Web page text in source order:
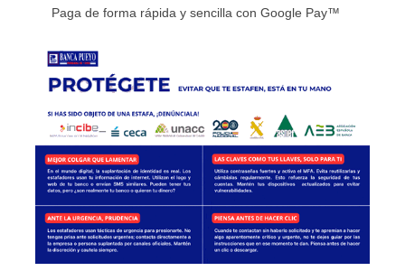
Paga de forma rápida y sencilla con Google Pay™